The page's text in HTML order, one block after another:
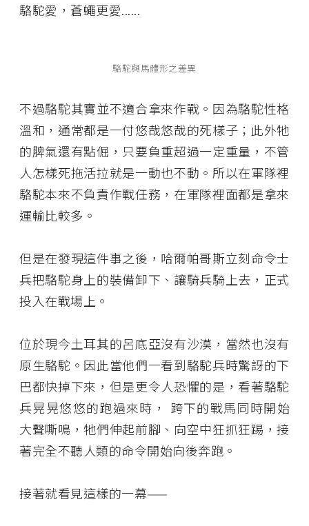
駱駝愛，蒼蠅更愛......
駱駝與馬體形之差異
不過駱駝其實並不適合拿來作戰。因為駱駝性格
溫和，通常都是一付悠哉悠哉的死樣子；此外牠
的脾氣還有點倔，只要負重超過一定重量，不管
人怎樣死拖活拉就是一動也不動。所以在軍隊裡
駱駝本來不負責作戰任務，在軍隊裡面都是拿來
運輸比較多。
但是在發現這件事之後，哈爾帕哥斯立刻命令士
兵把駱駝身上的裝備卸下、讓騎兵騎上去，正式
投入在戰場上。
位於現今土耳其的呂底亞沒有沙漠，當然也沒有
原生駱駝。因此當他們一看到駱駝兵時驚訝的下
巴都快掉下來，但是更令人恐懼的是，看著駱駝
兵晃晃悠悠的跑過來時， 跨下的戰馬同時開始
大聲嘶鳴，牠們伸起前腳、向空中狂抓狂踢，接
著完全不聽人類的命令開始向後奔跑。
接著就看見這樣的一幕——